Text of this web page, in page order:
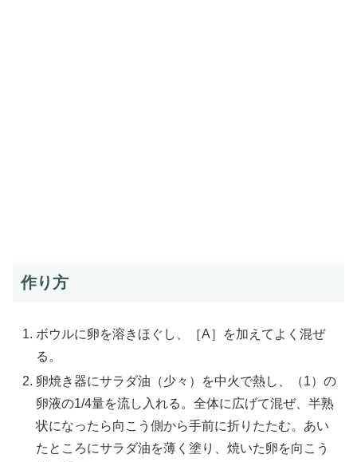
作り方
ボウルに卵を溶きほぐし、［A］を加えてよく混ぜ
る。
卵焼き器にサラダ油（少々）を中火で熱し、（1）の
卵液の1/4量を流し入れる。全体に広げて混ぜ、半熟
状になったら向こう側から手前に折りたたむ。あい
たところにサラダ油を薄く塗り、焼いた卵を向こう